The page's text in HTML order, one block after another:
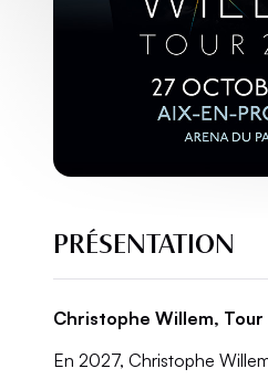
PRÉSENTATION
Christophe Willem,
En 2027, Christophe